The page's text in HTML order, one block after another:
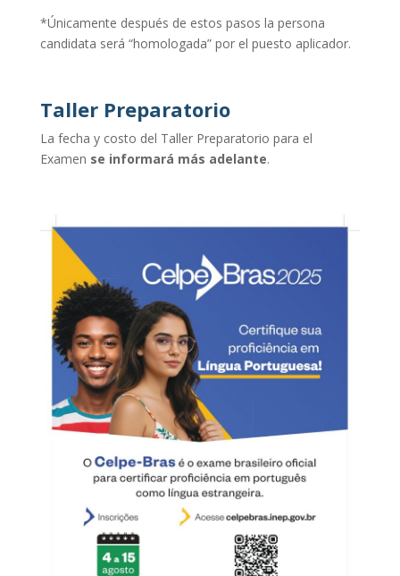
*Únicamente después de estos pasos la persona
candidata será “homologada” por el puesto aplicador.
Taller Preparatorio
La fecha y costo del Taller Preparatorio para el
Examen se informará más adelante.